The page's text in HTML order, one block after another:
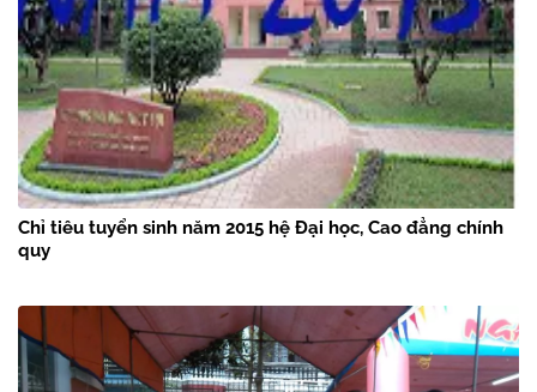
Chỉ tiêu tuyển sinh năm 2015 hệ Đại học, Cao đẳng chính
quy